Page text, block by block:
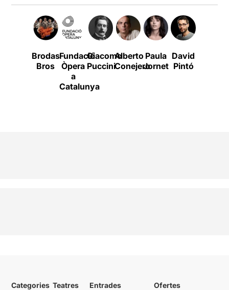
Brodas
Bros
Fundació
Òpera
a
Catalunya
Giacomo
Puccini
Alberto
Conejero
Paula
Jornet
David
Pintó
Categories Teatres
Entrades
Ofertes